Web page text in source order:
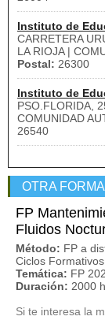
Instituto de
CARRETERA
LA RIOJA |
Postal: 26300
Instituto de
PSO.FLORIDA,
COMUNIDAD
26540
OTRA
FP
Fluidos
Método: FP a
Ciclos Formativos
Temática: FP
Duración: 2000
Si te interesa la